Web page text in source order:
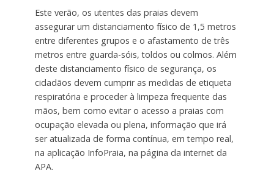
Este verão, os utentes das praias devem
assegurar um distanciamento físico de 1,5 metros
entre diferentes grupos e o afastamento de três
metros entre guarda-sóis, toldos ou colmos. Além
deste distanciamento físico de segurança, os
cidadãos devem cumprir as medidas de etiqueta
respiratória e proceder à limpeza frequente das
mãos, bem como evitar o acesso a praias com
ocupação elevada ou plena, informação que irá
ser atualizada de forma contínua, em tempo real,
na aplicação InfoPraia, na página da internet da
APA.